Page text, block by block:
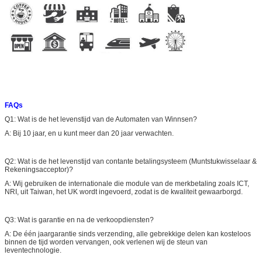
FAQs
Q1: Wat is de het levenstijd van de Automaten van Winnsen?
A: Bij 10 jaar, en u kunt meer dan 20 jaar verwachten.
Q2: Wat is de het levenstijd van contante betalingsysteem (Muntstukwisselaar &
Rekeningsacceptor)?
A: Wij gebruiken de internationale die module van de merkbetaling zoals ICT,
NRI, uit Taiwan, het UK wordt ingevoerd, zodat is de kwaliteit gewaarborgd.
Q3: Wat is garantie en na de verkoopdiensten?
A: De één jaargarantie sinds verzending, alle gebrekkige delen kan kosteloos
binnen de tijd worden vervangen, ook verlenen wij de steun van
leventechnologie.